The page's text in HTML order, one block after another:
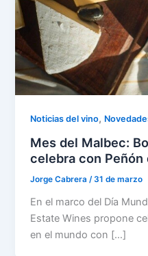
Noticias del vino,
Mes del Malbec:
celebra con Peñón
Jorge Cabrera /31 de marzo
En el marco del Día
Estate Wines propone
en el mundo con […]